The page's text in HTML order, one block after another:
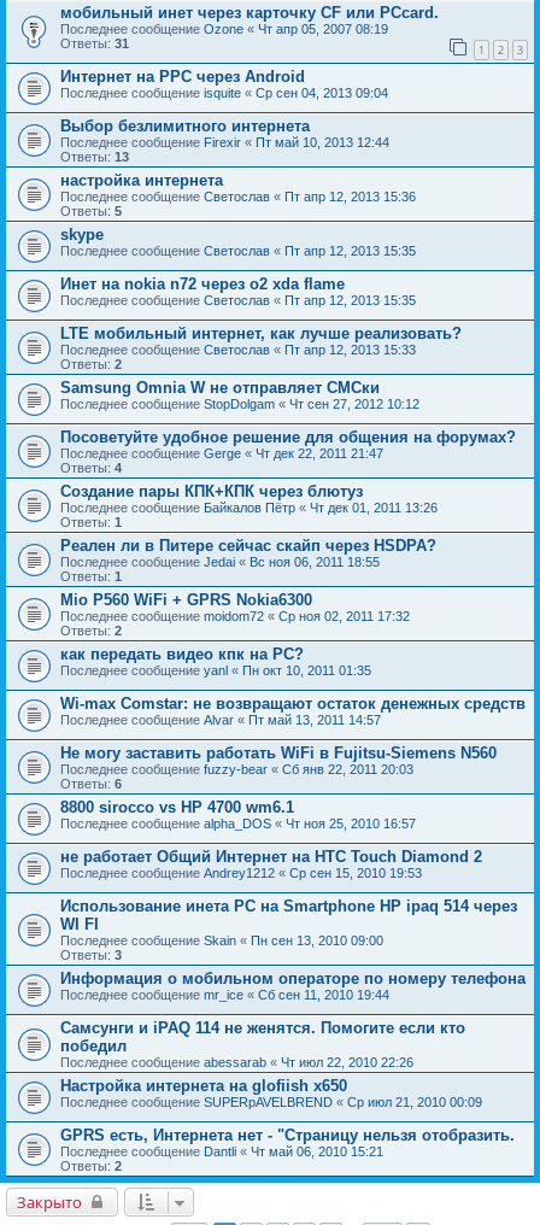
мобильный инет через карточку CF или PCcard.
Последнее сообщение Ozone « Чт апр 05, 2007 08:19
Ответы: 31 1 2 3
Интернет на РРС через Android
Последнее сообщение isquite « Ср сен 04, 2013 09:04
Выбор безлимитного интернета
Последнее сообщение Firexir « Пт май 10, 2013 12:44
Ответы: 13
настройка интернета
Последнее сообщение Светослав « Пт апр 12, 2013 15:36
Ответы: 5
skype
Последнее сообщение Светослав « Пт апр 12, 2013 15:35
Инет на nokia n72 через o2 xda flame
Последнее сообщение Светослав « Пт апр 12, 2013 15:35
LTE мобильный интернет, как лучше реализовать?
Последнее сообщение Светослав « Пт апр 12, 2013 15:33
Ответы: 2
Samsung Omnia W не отправляет СМСки
Последнее сообщение StopDolgam « Чт сен 27, 2012 10:12
Посоветуйте удобное решение для общения на форумах?
Последнее сообщение Gerge « Чт дек 22, 2011 21:47
Ответы: 4
Создание пары КПК+КПК через блютуз
Последнее сообщение Байкалов Пётр « Чт дек 01, 2011 13:26
Ответы: 1
Реален ли в Питере сейчас скайп через HSDPA?
Последнее сообщение Jedai « Вс ноя 06, 2011 18:55
Ответы: 1
Mio P560 WiFi + GPRS Nokia6300
Последнее сообщение moidom72 « Ср ноя 02, 2011 17:32
Ответы: 2
как передать видео кпк на PC?
Последнее сообщение yanl « Пн окт 10, 2011 01:35
Wi-max Comstar: не возвращают остаток денежных средств
Последнее сообщение Alvar « Пт май 13, 2011 14:57
Не могу заставить работать WiFi в Fujitsu-Siemens N560
Последнее сообщение fuzzy-bear « Сб янв 22, 2011 20:03
Ответы: 6
8800 sirocco vs HP 4700 wm6.1
Последнее сообщение alpha_DOS « Чт ноя 25, 2010 16:57
не работает Общий Интернет на HTC Touch Diamond 2
Последнее сообщение Andrey1212 « Ср сен 15, 2010 19:53
Использование инета PC на Smartphone HP ipaq 514 через
WI FI
Последнее сообщение Skain « Пн сен 13, 2010 09:00
Ответы: 3
Информация о мобильном операторе по номеру телефона
Последнее сообщение mr_ice « Сб сен 11, 2010 19:44
Самсунги и iPAQ 114 не женятся. Помогите если кто
победил
Последнее сообщение abessarab « Чт июл 22, 2010 22:26
Настройка интернета на glofiish x650
Последнее сообщение SUPERpAVELBREND « Ср июл 21, 2010 00:09
GPRS есть, Интернета нет - "Страницу нельзя отобразить.
Последнее сообщение Dantli « Чт май 06, 2010 15:21
Ответы: 2
Закрыто